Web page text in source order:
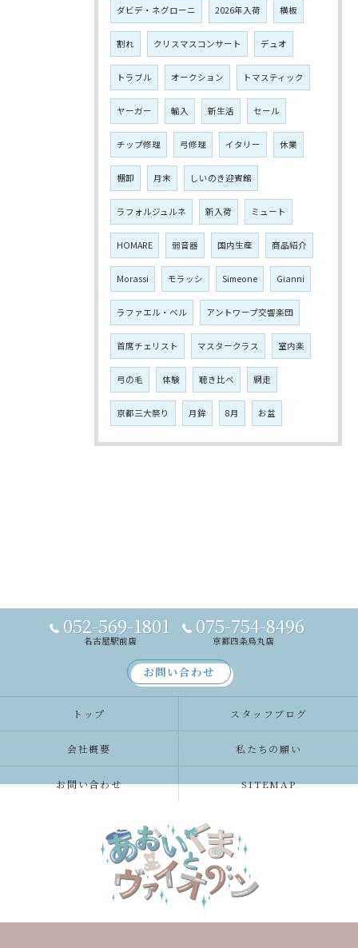
ダビデ・ネグローニ 2026年入荷 横板
割れ クリスマスコンサート デュオ
トラブル オークション トマスティック
ヤーガー 輸入 新生活 セール
チップ修理 弓修理 イタリー 休業
棚卸 月末 しいのき迎賓館
ラフォルジュルネ 新入荷 ミュート
HOMARE 弱音器 国内生産 商品紹介
Morassi モラッシ Simeone Gianni
ラファエル・ベル アントワープ交響楽団
首席チェリスト マスタークラス 室内楽
弓の毛 体験 聴き比べ 網走
京都三大祭り 月鉾 8月 お盆
052-569-1801
名古屋駅前店
075-754-8496
京都四条烏丸店
お問い合わせ
トップ スタッフブログ
会社概要 私たちの願い
お問い合わせ SITEMAP